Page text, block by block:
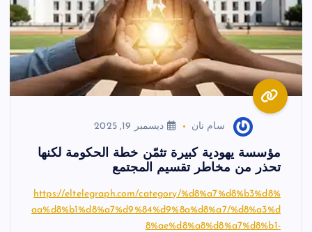
سام نان ديسمبر 19, 2025
مؤسسة يهودية كبيرة تثمّن خطة الحكومة لكنها
تحذر من مخاطر تقسيم المجتمع
https://eltelegraph.com/category/%d8%a7%d8%b3%d8%
aa%d8%b1%d8%a7%d9%84%d9%8a%d8%a7/%d8%a3%d
8%ae%d8%a8%d8%a7%d8%b1-